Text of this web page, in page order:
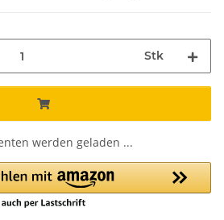
Stk
werden geladen ...